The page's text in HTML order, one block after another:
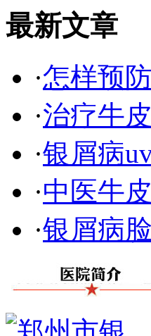
最新文章
·怎样预
·治疗牛
·银屑病
·中医牛
·银屑病